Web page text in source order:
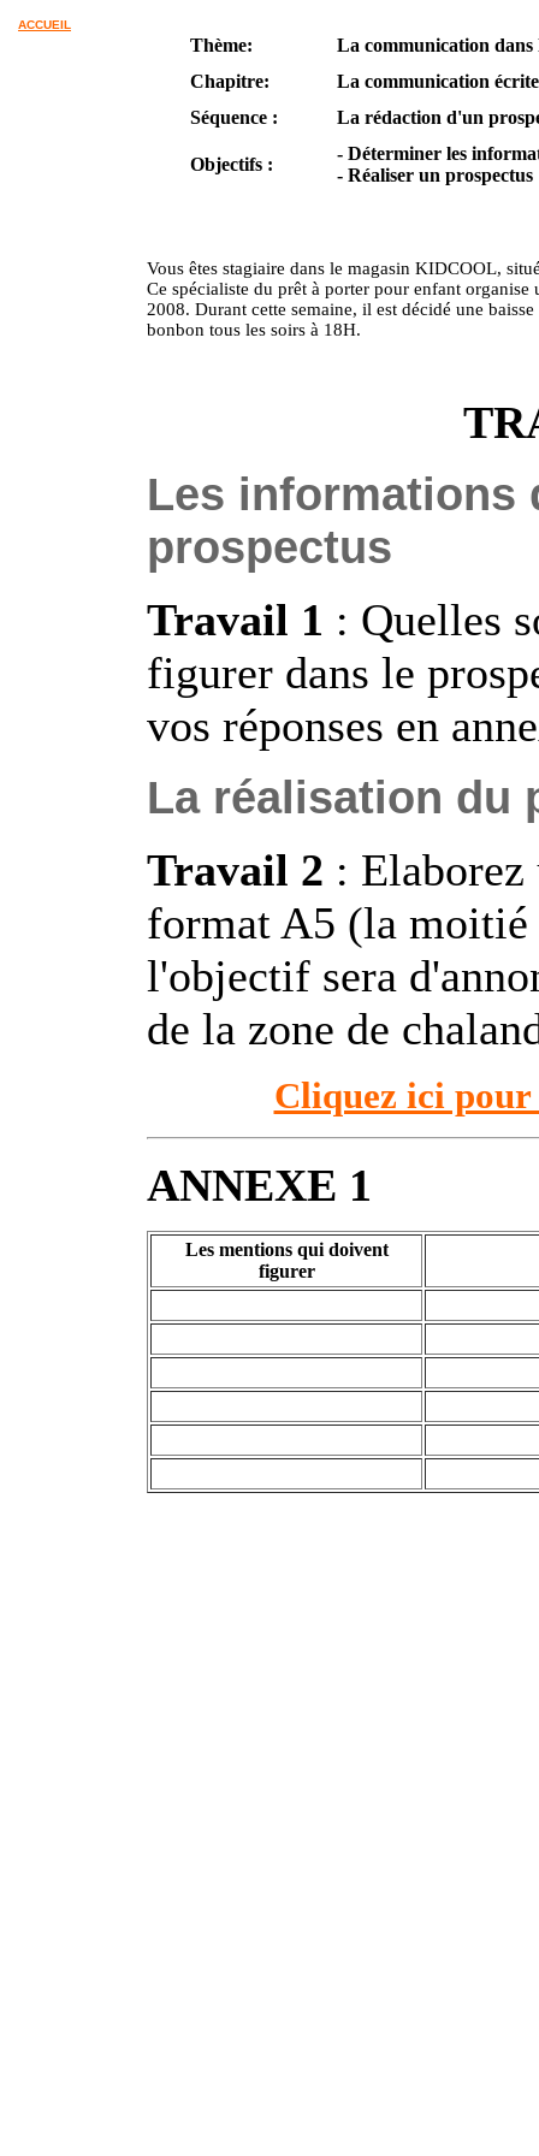
ACCUEIL
Thème:
La communication dans
Chapitre:
La communication
Séquence :
La rédaction d'un
Objectifs :
- Déterminer les
- Réaliser un prospectus
Vous êtes stagiaire dans le magasin KIDCOOL,
Ce spécialiste du prêt à porter pour enfant
2008. Durant cette semaine, il est décidé une
bonbon tous les soirs à 18H.
Les informations
prospectus
Travail 1 : Quelles
figurer dans le
vos réponses en
La réalisation du
Travail 2 : Elaborez
format A5 (la moitié
l'objectif sera
de la zone de
Cliquez ici pour
ANNEXE 1
Les mentions qui doivent
figurer